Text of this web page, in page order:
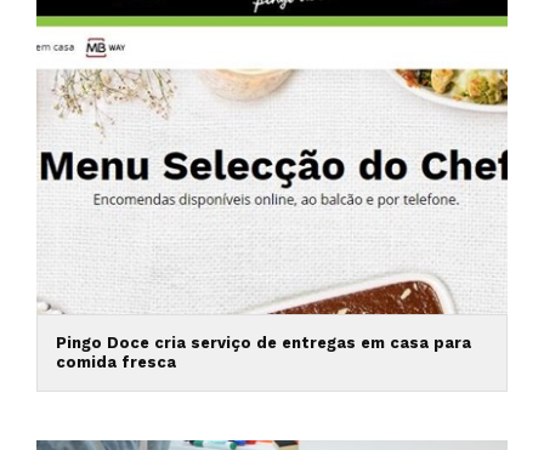
Pingo Doce cria serviço de entregas em casa para
comida fresca